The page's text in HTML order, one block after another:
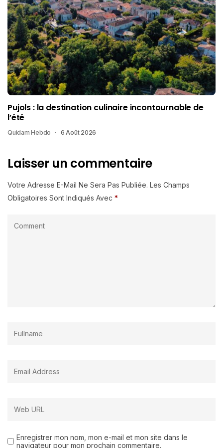
Pujols : la destination culinaire incontournable de
l’été
Quidam Hebdo 6 Août 2026
Laisser un commentaire
Votre Adresse E-Mail Ne Sera Pas Publiée. Les Champs
Obligatoires Sont Indiqués Avec *
Enregistrer mon nom, mon e-mail et mon site dans le
navigateur pour mon prochain commentaire.